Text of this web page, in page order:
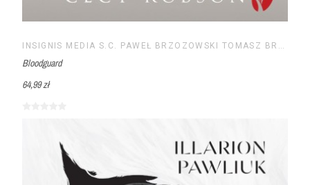
INSIGNIS MEDIA S.C. PAWEŁ BRZOZOWSKI TOMASZ BRZOZOWSKI
Bloodguard
64,99 zł